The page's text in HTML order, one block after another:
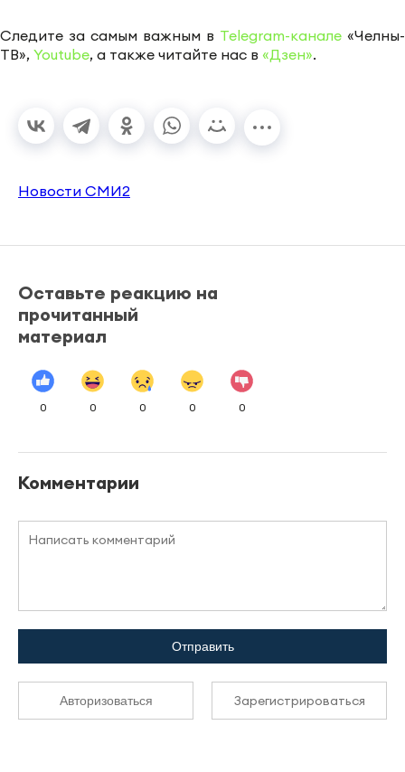
Следите за самым важным в Telegram-канале «Челны-
ТВ», Youtube, а также читайте нас в «Дзен».
Новости СМИ2
Оставьте реакцию на
прочитанный
материал
0 0 0 0 0
Комментарии
Отправить
Авторизоваться Зарегистрироваться